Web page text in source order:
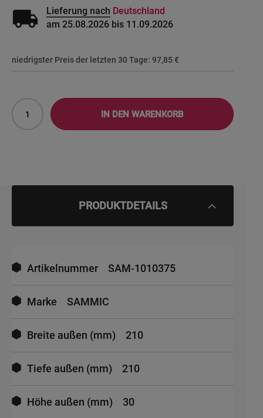
local_shipping Lieferung nach Deutschland
am 25.08.2026 bis 11.09.2026
niedrigster Preis der letzten 30 Tage: 97,85 €
IN DEN WARENKORB
PRODUKTDETAILS
Informationen
Artikelnummer SAM-1010375
Marke SAMMIC
Breite außen (mm) 210
Tiefe außen (mm) 210
Höhe außen (mm) 30